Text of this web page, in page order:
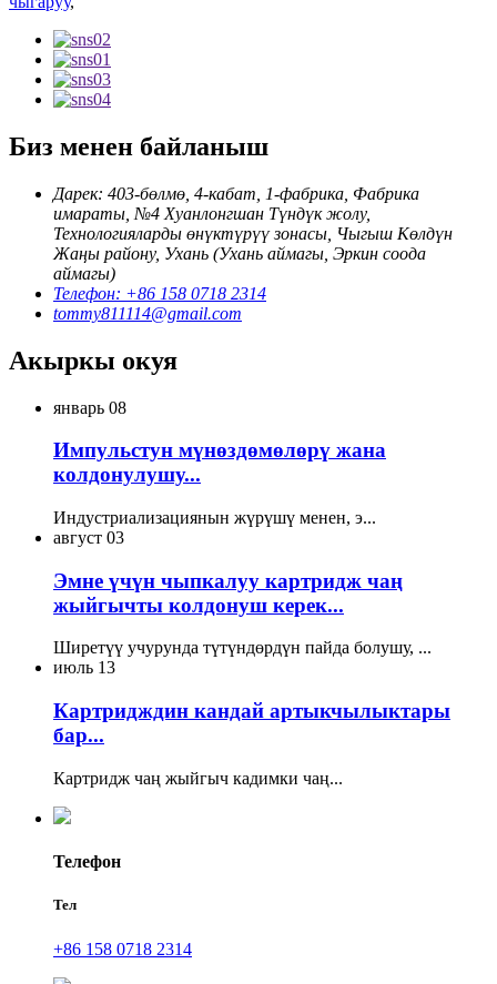
Биз менен байланыш
Дарек: 403-бөлмө, 4-кабат, 1-фабрика, Фабрика
имараты, №4 Хуанлонгшан Түндүк жолу,
Технологияларды өнүктүрүү зонасы, Чыгыш Көлдүн
Жаңы району, Ухань (Ухань аймагы, Эркин соода
аймагы)
Телефон: +86 158 0718 2314
tommy811114@gmail.com
Акыркы окуя
январь 08
Импульстун мүнөздөмөлөрү жана
колдонулушу...
Индустриализациянын жүрүшү менен, э...
август 03
Эмне үчүн чыпкалуу картридж чаң
жыйгычты колдонуш керек...
Ширетүү учурунда түтүндөрдүн пайда болушу, ...
июль 13
Картридждин кандай артыкчылыктары
бар...
Картридж чаң жыйгыч кадимки чаң...
Телефон
Тел
+86 158 0718 2314